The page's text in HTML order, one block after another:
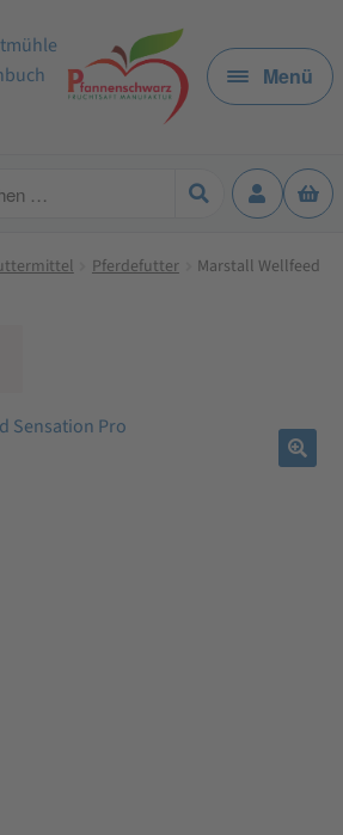
Menü
Pferdefutter
Marstall Wellfeed